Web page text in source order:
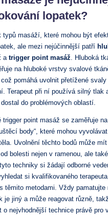
lopatek?
typů masáží, které mohou být
ale mezi nejúčinnější patří
a trigger point masáž. Hluboká
na hluboké vrstvy svalové
pomáhá uvolnit přetížené svaly
Terapeut při ní používá silný tlak
do problémových oblastí.
trigger point masáž se zaměřuje na
body“, které mohou
Uvolnění těchto bodů může
bolesti nejen v ramenou, ale
techniky si žádají odborné
si kvalifikovaného
těmito metodami. Vždy pamatujte
je jiný a může reagovat různě,
o nejvhodnější technice právě pro